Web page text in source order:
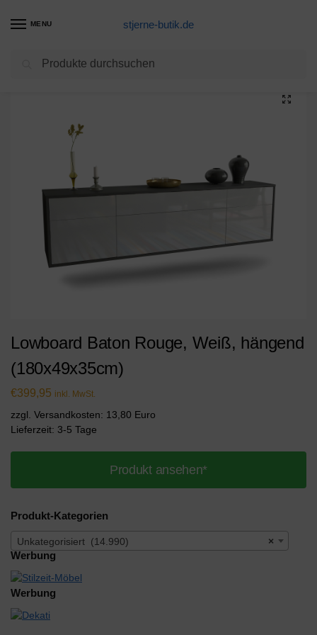
MENU stjerne-butik.de
Unkategorisiert / Lowboard Baton Rouge, Weiß, hängend (180x49x35cm)
Lowboard Baton Rouge, Weiß, hängend
(180x49x35cm)
€399,95 inkl. MwSt.
zzgl. Versandkosten: 13,80 Euro
Lieferzeit: 3-5 Tage
Produkt ansehen*
Produkt-Kategorien
×
Unkategorisiert (14.990)
Werbung
Werbung